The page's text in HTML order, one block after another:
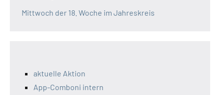
Mittwoch der 18. Woche im Jahreskreis
aktuelle Aktion
App-Comboni intern